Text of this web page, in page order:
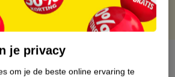
je privacy
om je de beste online ervaring te